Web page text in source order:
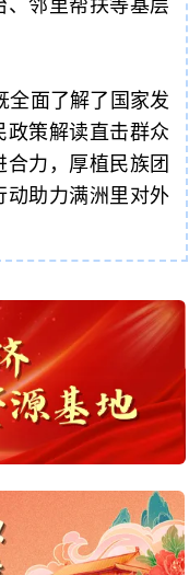
全面了解了国家发
策解读直击群众
力，厚植民族团
助力满洲里对外